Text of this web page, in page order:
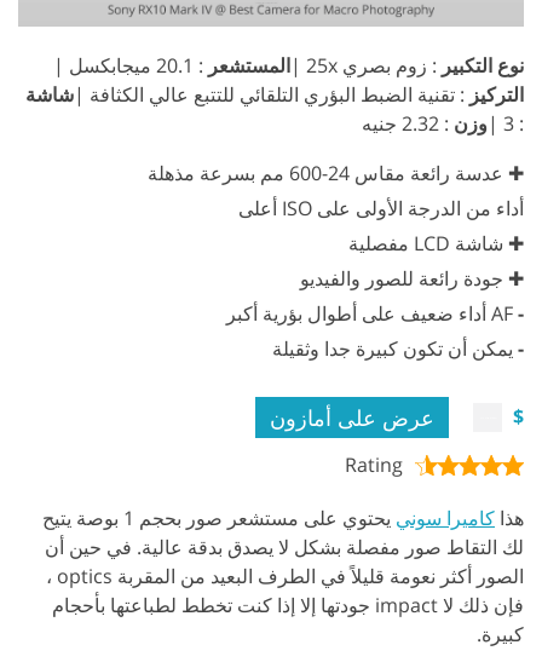
نوع التكبير : زوم بصري 25x | المستشعر : 20.1 ميجابكسل |
التركيز : تقنية الضبط البؤري التلقائي للتتبع عالي الكثافة |شاشة
: 3 |
وزن : 2.32 جنيه
✚ عدسة رائعة مقاس 24-600 مم بسرعة مذهلة
أداء من الدرجة الأولى على ISO أعلى
✚ شاشة LCD مفصلية
✚ جودة رائعة للصور والفيديو
-
- يمكن أن تكون كبيرة جدا وثقيلة
$ عرض على أمازون
Rating
هذا كاميرا سوني
يحتوي على مستشعر صور بحجم 1 بوصة يتيح
لك التقاط صور مفصلة بشكل لا يصدق بدقة عالية. في حين أن
الصور أكثر نعومة قليلاً في الطرف البعيد من المقربة optics ،
فإن ذلك لا impact جودتها إلا إذا كنت تخطط لطباعتها بأحجام
كبيرة.